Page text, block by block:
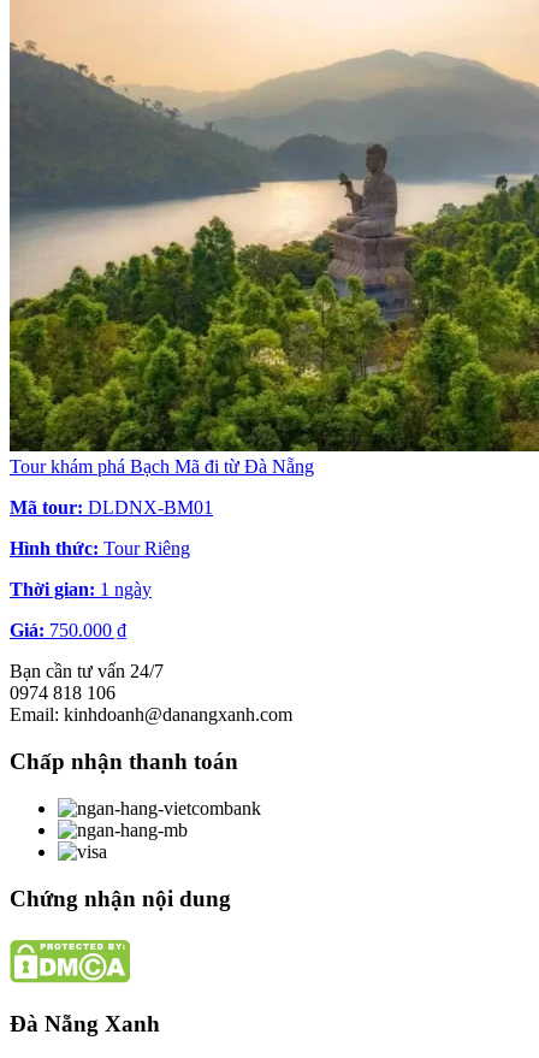
Tour khám phá Bạch Mã đi từ Đà Nẵng
Mã tour: DLDNX-BM01
Hình thức: Tour Riêng
Thời gian: 1 ngày
Giá: 750.000 ₫
Bạn cần tư vấn 24/7
0974 818 106
Email: kinhdoanh@danangxanh.com
Chấp nhận thanh toán
Chứng nhận nội dung
Đà Nẵng Xanh